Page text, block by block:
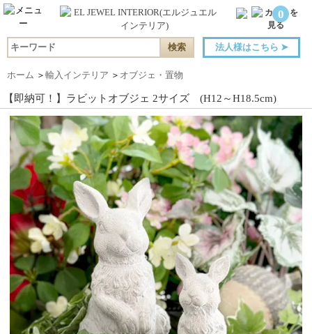
0
法人様はこちら ➤
ホーム ＞ 輸入インテリア ＞ オブジェ・置物
【即納可！】ラビットオブジェ 2サイズ (H12～H18.5cm)